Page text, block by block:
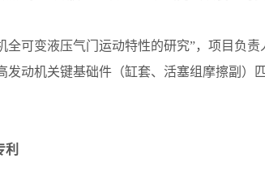
可变液压气门运动特性的研究”，项目负责
发动机关键基础件（缸套、活塞组摩擦副）
利